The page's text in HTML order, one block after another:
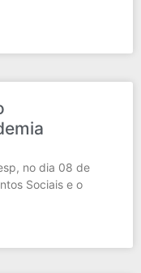
no dia 08 de
Sociais e o